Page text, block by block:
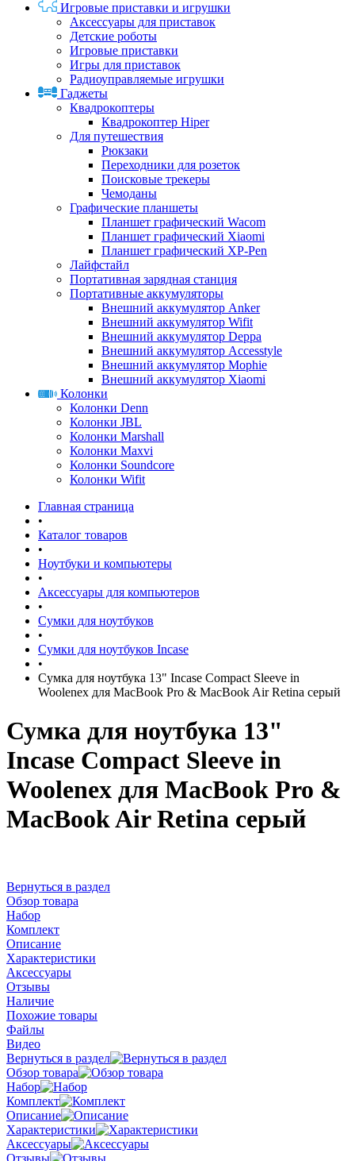
Игровые приставки и игрушки
Аксессуары для приставок
Детские роботы
Игровые приставки
Игры для приставок
Радиоуправляемые игрушки
Гаджеты
Квадрокоптеры
Квадрокоптер Hiper
Для путешествия
Рюкзаки
Переходники для розеток
Поисковые трекеры
Чемоданы
Графические планшеты
Планшет графический Wacom
Планшет графический Xiaomi
Планшет графический XP-Pen
Лайфстайл
Портативная зарядная станция
Портативные аккумуляторы
Внешний аккумулятор Anker
Внешний аккумулятор Wifit
Внешний аккумулятор Deppa
Внешний аккумулятор Accesstyle
Внешний аккумулятор Mophie
Внешний аккумулятор Xiaomi
Колонки
Колонки Denn
Колонки JBL
Колонки Marshall
Колонки Maxvi
Колонки Soundcore
Колонки Wifit
Главная страница
•
Каталог товаров
•
Ноутбуки и компьютеры
•
Аксессуары для компьютеров
•
Сумки для ноутбуков
•
Сумки для ноутбуков Incase
•
Сумка для ноутбука 13" Incase Compact Sleeve in
Woolenex для MacBook Pro & MacBook Air Retina серый
Сумка для ноутбука 13"
Incase Compact Sleeve in
Woolenex для MacBook Pro &
MacBook Air Retina серый
Вернуться в раздел
Обзор товара
Набор
Комплект
Описание
Характеристики
Аксессуары
Отзывы
Наличие
Похожие товары
Файлы
Видео
Вернуться в раздел
Обзор товара
Набор
Комплект
Описание
Характеристики
Аксессуары
Отзывы